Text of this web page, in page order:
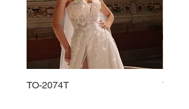
TO-2074T TO-